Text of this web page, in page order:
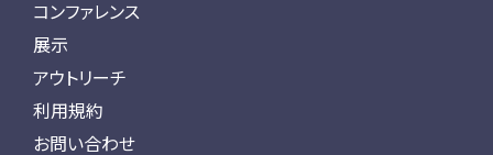
コンファレンス
展示
アウトリーチ
利用規約
お問い合わせ